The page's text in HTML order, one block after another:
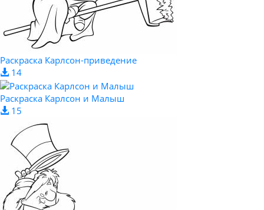
Раскраска Карлсон-приведение
14
Раскраска Карлсон и Малыш
15